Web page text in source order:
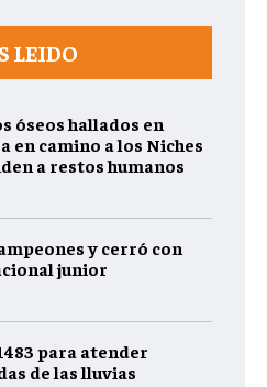
LEIDO
óseos hallados en
en camino a los Niches
a restos humanos
y cerró con
junior
para atender
de las lluvias